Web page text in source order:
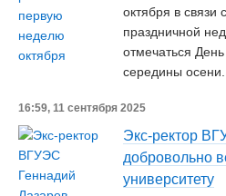
октября в связи
праздничной
отмечаться
середины осени.
16:59, 11 сентября 2025
Экс-ректор
добровольно
университету